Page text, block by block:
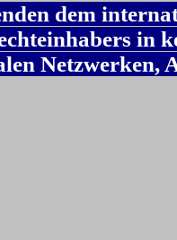
dem
in
Netzwerken,